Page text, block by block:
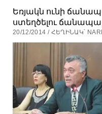
Եռյակն ունի
ստեղծելու
20/12/2014 / ՀԵՂԻՆԱԿ՝